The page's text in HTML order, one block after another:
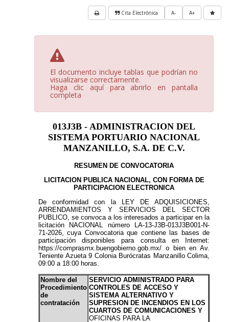
A+
A-
Cita Electrónica
El documento incluye tablas que podrían no
visualizarse correctamente.
Haga clic aquí para abrirlo en pantalla
completa